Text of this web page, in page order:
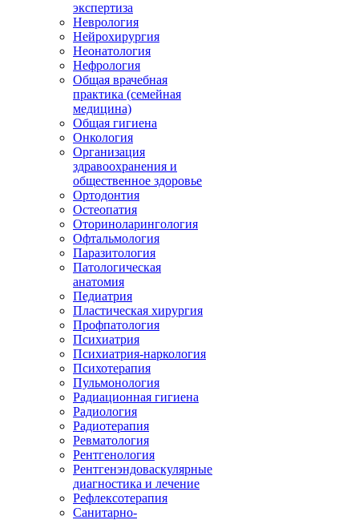
экспертиза
Неврология
Нейрохирургия
Неонатология
Нефрология
Общая врачебная
практика (семейная
медицина)
Общая гигиена
Онкология
Организация
здравоохранения и
общественное здоровье
Ортодонтия
Остеопатия
Оториноларингология
Офтальмология
Паразитология
Патологическая
анатомия
Педиатрия
Пластическая хирургия
Профпатология
Психиатрия
Психиатрия-наркология
Психотерапия
Пульмонология
Радиационная гигиена
Радиология
Радиотерапия
Ревматология
Рентгенология
Рентгенэндоваскулярные
диагностика и лечение
Рефлексотерапия
Санитарно-